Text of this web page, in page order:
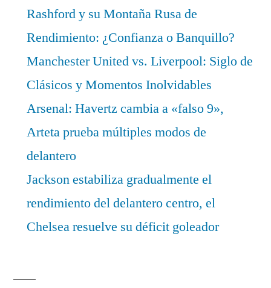
Rashford y su Montaña Rusa de
Rendimiento: ¿Confianza o Banquillo?
Manchester United vs. Liverpool: Siglo de
Clásicos y Momentos Inolvidables
Arsenal: Havertz cambia a «falso 9»,
Arteta prueba múltiples modos de
delantero
Jackson estabiliza gradualmente el
rendimiento del delantero centro, el
Chelsea resuelve su déficit goleador